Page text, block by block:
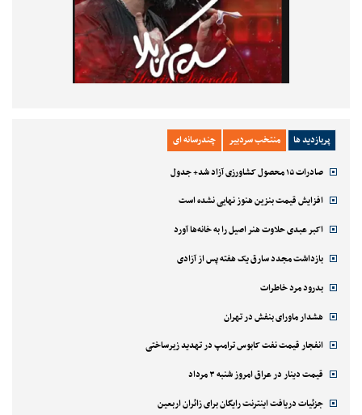
پربازدید ها منتخب سردبیر چندرسانه ای
صادرات ۱۵ محصول کشاورزی آزاد شد+ جدول
افزایش قیمت بنزین هنوز نهایی نشده است
اکبر عبدی حلاوت هنر اصیل را به خانه‌ها آورد
بازداشت مجدد سارق یک هفته پس از آزادی
بدرود مرد خاطرات
هشدار ماورای بنفش در تهران
انفجار قیمت نفت کابوس ترامپ در تهدید زیرساختی
قیمت دینار در عراق امروز شنبه ۳ مرداد
جزئیات دریافت اینترنت رایگان برای زائران اربعین